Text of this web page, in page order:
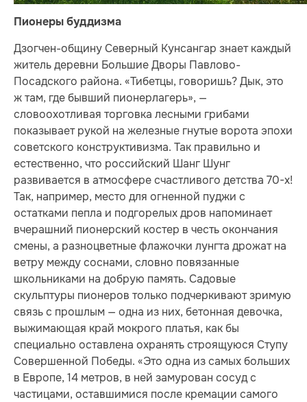
Пионеры буддизма
Дзогчен-общину Северный Кунсангар знает каждый
житель деревни Большие Дворы Павлово-
Посадского района. «Тибетцы, говоришь? Дык, это
ж там, где бывший пионерлагерь», —
словоохотливая торговка лесными грибами
показывает рукой на железные гнутые ворота эпохи
советского конструктивизма. Так правильно и
естественно, что российский Шанг Шунг
развивается в атмосфере счастливого детства 70-х!
Так, например, место для огненной пуджи с
остатками пепла и подгорелых дров напоминает
вчерашний пионерский костер в честь окончания
смены, а разноцветные флажочки лунгта дрожат на
ветру между соснами, словно повязанные
школьниками на добрую память. Садовые
скульптуры пионеров только подчеркивают зримую
связь с прошлым — одна из них, бетонная девочка,
выжимающая край мокрого платья, как бы
специально оставлена охранять строящуюся Ступу
Совершенной Победы. «Это одна из самых больших
в Европе, 14 метров, в ней замурован сосуд с
частицами, оставшимися после кремации самого